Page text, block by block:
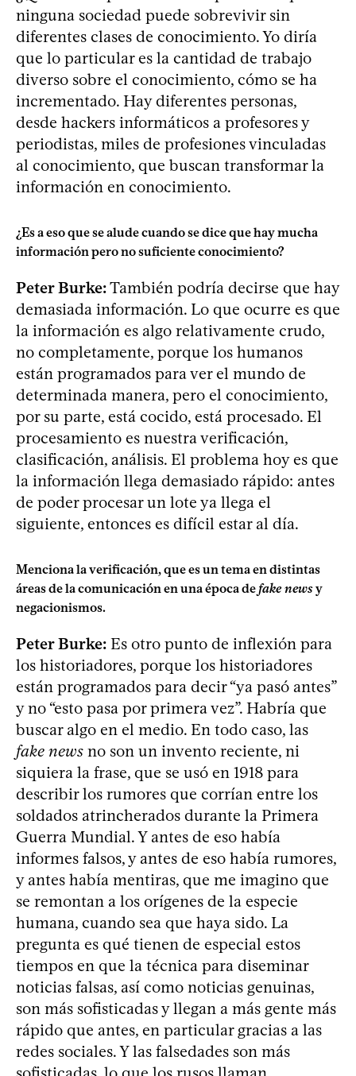
ninguna sociedad puede sobrevivir sin
diferentes clases de conocimiento. Yo diría
que lo particular es la cantidad de trabajo
diverso sobre el conocimiento, cómo se ha
incrementado. Hay diferentes personas,
desde hackers informáticos a profesores y
periodistas, miles de profesiones vinculadas
al conocimiento, que buscan transformar la
información en conocimiento.
¿Es a eso que se alude cuando se dice que hay mucha
información pero no suficiente conocimiento?
Peter Burke:También podría decirse que hay
demasiada información. Lo que ocurre es que
la información es algo relativamente crudo,
no completamente, porque los humanos
están programados para ver el mundo de
determinada manera, pero el conocimiento,
por su parte, está cocido, está procesado. El
procesamiento es nuestra verificación,
clasificación, análisis. El problema hoy es que
la información llega demasiado rápido: antes
de poder procesar un lote ya llega el
siguiente, entonces es difícil estar al día.
Menciona la verificación, que es un tema en distintas
áreas de la comunicación en una época de fake newsy
negacionismos.
Peter Burke: Es otro punto de inflexión para
los historiadores, porque los historiadores
están programados para decir “ya pasó antes”
y no “esto pasa por primera vez”. Habría que
buscar algo en el medio. En todo caso, las
fake news no son un invento reciente, ni
siquiera la frase, que se usó en 1918 para
describir los rumores que corrían entre los
soldados atrincherados durante la Primera
Guerra Mundial. Y antes de eso había
informes falsos, y antes de eso había rumores,
y antes había mentiras, que me imagino que
se remontan a los orígenes de la especie
humana, cuando sea que haya sido. La
pregunta es qué tienen de especial estos
tiempos en que la técnica para diseminar
noticias falsas, así como noticias genuinas,
son más sofisticadas y llegan a más gente más
rápido que antes, en particular gracias a las
redes sociales. Y las falsedades son más